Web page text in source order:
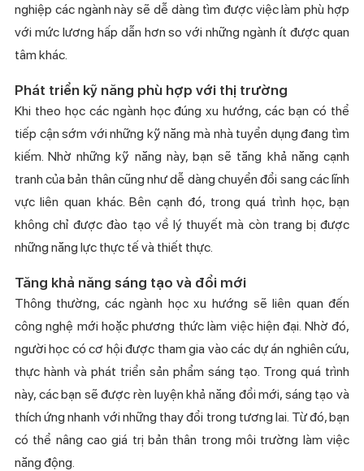
nghiệp các ngành này sẽ dễ dàng tìm được việc làm phù hợp
với mức lương hấp dẫn hơn so với những ngành ít được quan
tâm khác.
Phát triển kỹ năng phù hợp với thị trường
Khi theo học các ngành học đúng xu hướng, các bạn có thể
tiếp cận sớm với những kỹ năng mà nhà tuyển dụng đang tìm
kiếm. Nhờ những kỹ năng này, bạn sẽ tăng khả năng cạnh
tranh của bản thân cũng như dễ dàng chuyển đổi sang các lĩnh
vực liên quan khác. Bên cạnh đó, trong quá trình học, bạn
không chỉ được đào tạo về lý thuyết mà còn trang bị được
những năng lực thực tế và thiết thực.
Tăng khả năng sáng tạo và đổi mới
Thông thường, các ngành học xu hướng sẽ liên quan đến
công nghệ mới hoặc phương thức làm việc hiện đại. Nhờ đó,
người học có cơ hội được tham gia vào các dự án nghiên cứu,
thực hành và phát triển sản phẩm sáng tạo. Trong quá trình
này, các bạn sẽ được rèn luyện khả năng đổi mới, sáng tạo và
thích ứng nhanh với những thay đổi trong tương lai. Từ đó, bạn
có thể nâng cao giá trị bản thân trong môi trường làm việc
năng động.